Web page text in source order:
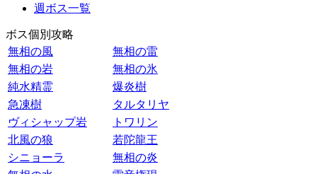
週ボス一覧
ボス個別攻略
無相の風
無相の雷
無相の岩
無相の氷
純水精霊
爆炎樹
急凍樹
タルタリヤ
ヴィシャップ岩
トワリン
北風の狼
若陀龍王
シニョーラ
無相の炎